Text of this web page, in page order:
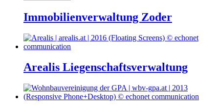
Immobilienverwaltung Zoder
Arealis Liegenschaftsverwaltung